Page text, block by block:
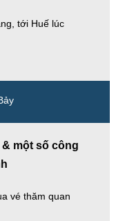
tới Huế lúc
một số công
vé thăm quan